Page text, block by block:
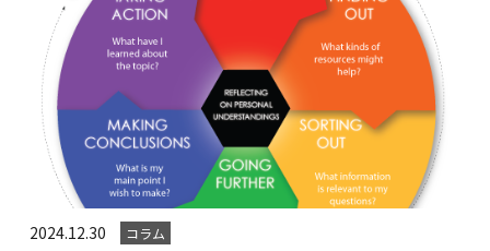
2024.12.30 コラム